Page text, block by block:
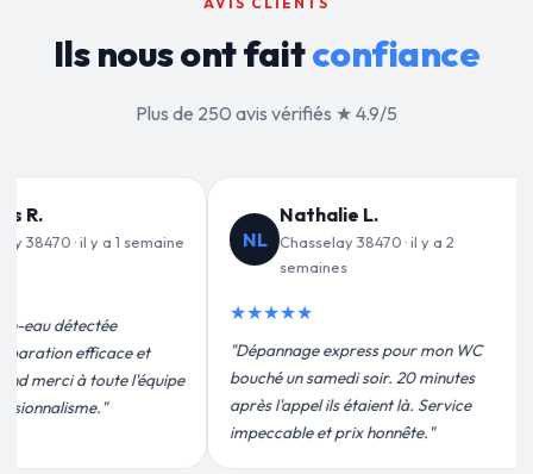
Ils nous ont faitconfiance
Plus de 250 avis vérifiés ★ 4.9/5
L.
· il y a 2
pour mon WC
soir. 20 minutes
là. Service
JF
Jean-François C.
Chasselay 38470 · il y a 3
semaines
★★★★★
"Remplacement de mon chauffe-eau en
moins de 2h. Équipe très pro, devis
conforme, chantier propre. Je
recommande vivement."